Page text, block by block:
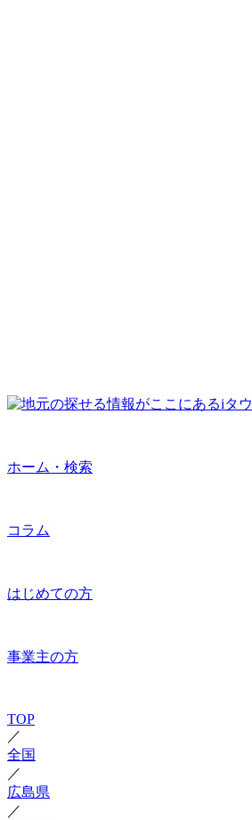
ホーム・検索
コラム
はじめての方
事業主の方
TOP
／
全国
／
広島県
／